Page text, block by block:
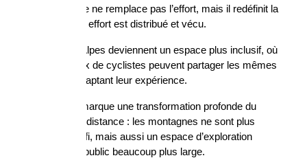
Le vélo électrique ne remplace pas l’effort, mais il redéfinit la
manière dont cet effort est distribué et vécu.
Grâce à lui, les Alpes deviennent un espace plus inclusif, où
différents niveaux de cyclistes peuvent partager les mêmes
routes tout en adaptant leur expérience.
Cette évolution marque une transformation profonde du
cyclisme longue distance : les montagnes ne sont plus
seulement un défi, mais aussi un espace d’exploration
accessible à un public beaucoup plus large.